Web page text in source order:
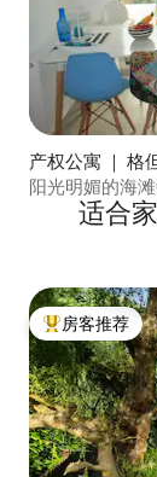
产权公寓 ｜ 格
阳光明媚的海
适合
热门「房客推
房客推荐